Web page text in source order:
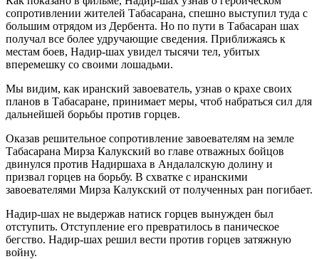
сопротивлении жителей Табасарана, спешно выступил туда с
большим отрядом из Дербента. Но по пути в Табасаран шах
получал все более удручающие сведения. Приближаясь к
местам боев, Надир-шах увидел тысячи тел, убитых
вперемешку со своими лошадьми.
Мы видим, как иранский завоеватель, узнав о крахе своих
планов в Табасаране, принимает меры, чтоб набраться сил для
дальнейшей борьбы против горцев.
Оказав решительное сопротивление завоевателям на земле
Табасарана Мирза Калукский во главе отважных бойцов
двинулся против Надиршаха в Андалалскую долину и
призвал горцев на борьбу. В схватке с иранскими
завоевателями Мирза Калукский от полученных ран погибает.
Надир-шах не выдержав натиск горцев вынужден был
отступить. Отступление его превратилось в паническое
бегство. Надир-шах решил вести против горцев затяжную
войну.